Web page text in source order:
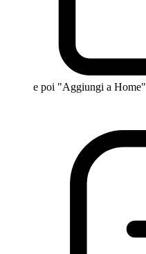
e poi "Aggiungi a Home"